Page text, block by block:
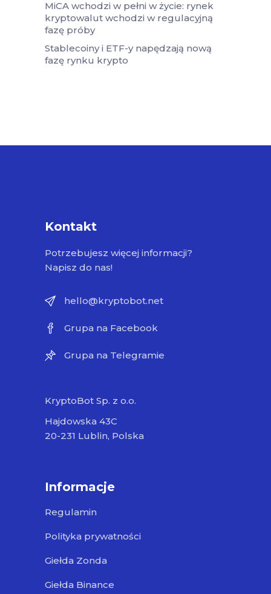
MiCA wchodzi w pełni w życie: rynek
kryptowalut wchodzi w regulacyjną
fazę próby
Stablecoiny i ETF-y napędzają nową
fazę rynku krypto
Kontakt
Potrzebujesz więcej informacji?
Napisz do nas!
hello@kryptobot.net
Grupa na Facebook
Grupa na Telegramie
KryptoBot Sp. z o.o.
Hajdowska 43C
20-231 Lublin, Polska
Informacje
Regulamin
Polityka prywatności
Giełda Zonda
Giełda Binance